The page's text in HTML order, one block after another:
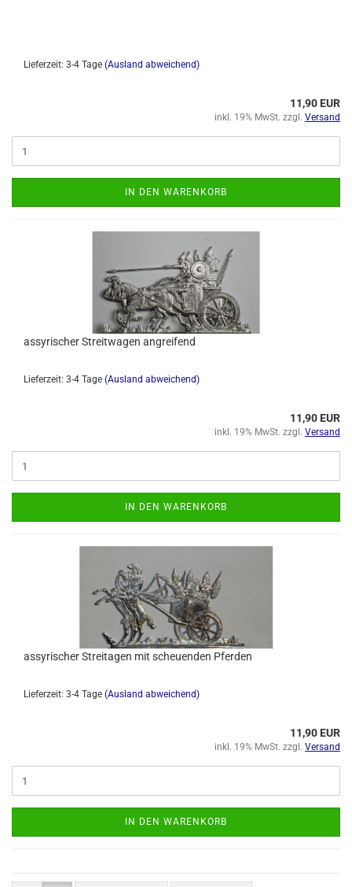
Lieferzeit: 3-4 Tage (Ausland abweichend)
11,90 EUR
inkl. 19% MwSt. zzgl. Versand
IN DEN WARENKORB
assyrischer Streitwagen angreifend
Lieferzeit: 3-4 Tage (Ausland abweichend)
11,90 EUR
inkl. 19% MwSt. zzgl. Versand
IN DEN WARENKORB
assyrischer Streitagen mit scheuenden Pferden
Lieferzeit: 3-4 Tage (Ausland abweichend)
11,90 EUR
inkl. 19% MwSt. zzgl. Versand
IN DEN WARENKORB